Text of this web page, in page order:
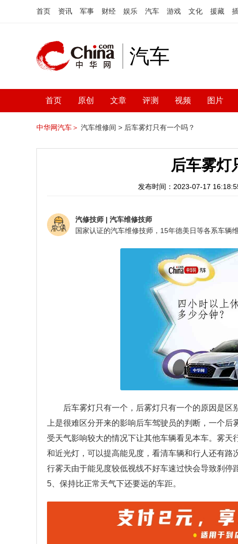
首页 资讯 军事 财经 娱乐 汽车 游戏 文化 援藏
汽车
首页 原创 文章 评测 视频 图片
中华网汽车＞ 汽车维修间 > 后车雾灯只有一个吗？
后车雾灯
发布时间：2023-07-17
汽修技师 | 汽车维修技师
后车雾灯只有一个，后雾灯只有一个的原因是
上是很难区分开来的影响后车驾驶员的判断，一个
受天气影响较大的情况下让其他车辆看见本车。雾
和近光灯，可以提高能见度，看清车辆和行人还有
行雾天由于能见度较低视线不好车速过快会导致刹停
5、保持比正常天气下还要远的车距。